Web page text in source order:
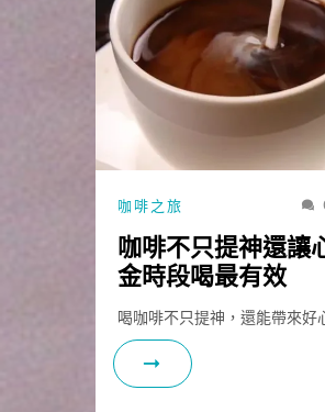
咖啡之旅
咖啡不只提神還讓
金時段喝最有效
喝咖啡不只提神，還能帶來